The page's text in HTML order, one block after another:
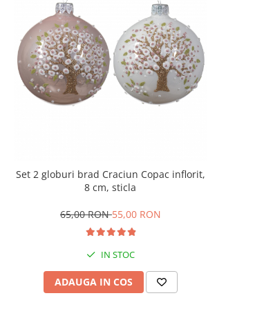
Set 2 globuri brad Craciun Copac inflorit,
8 cm, sticla
65,00 RON55,00 RON
IN STOC
ADAUGA IN COS